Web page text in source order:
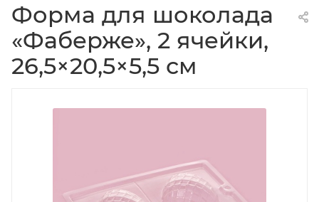
Форма для шоколада
«Фаберже», 2 ячейки,
26,5×20,5×5,5 см